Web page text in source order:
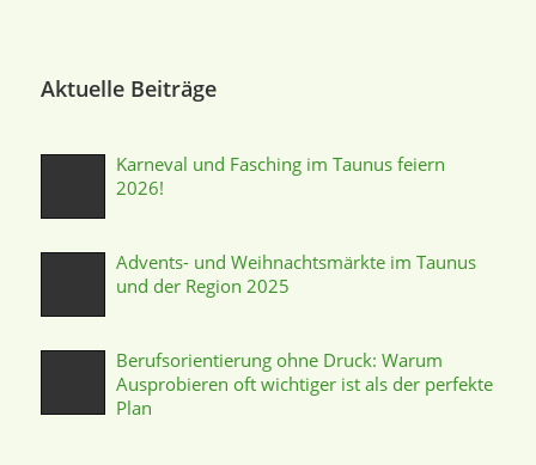
Aktuelle Beiträge
Karneval und Fasching im Taunus feiern
2026!
Advents- und Weihnachtsmärkte im Taunus
und der Region 2025
Berufsorientierung ohne Druck: Warum
Ausprobieren oft wichtiger ist als der perfekte
Plan